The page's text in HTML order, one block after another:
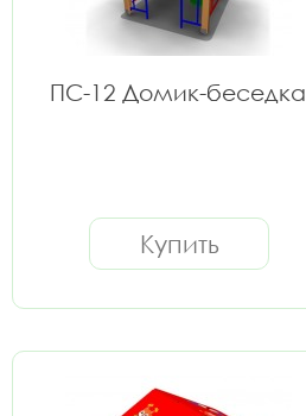
ПС-12 Домик-беседка
Купить